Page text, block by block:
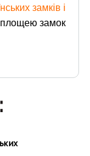
замків і
замок